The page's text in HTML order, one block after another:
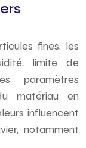
fines, les
limite de
paramètres
matériau en
influencent
notamment